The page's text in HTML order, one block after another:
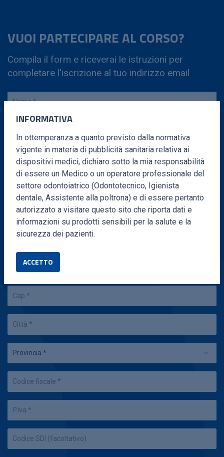
VUOI PARTECIPARE AL CORSO?
Compila il form e riceverai le istruzioni per
completare l'iscrizione al tuo indirizzo email
DATI DI FATTURAZIONE
INFORMATIVA
In ottemperanza a quanto previsto dalla normativa
vigente in materia di pubblicità sanitaria relativa ai
dispositivi medici, dichiaro sotto la mia responsabilità
di essere un Medico o un operatore professionale del
settore odontoiatrico (Odontotecnico, Igienista
dentale, Assistente alla poltrona) e di essere pertanto
autorizzato a visitare questo sito che riporta dati e
informazioni su prodotti sensibili per la salute e la
sicurezza dei pazienti.
ACCETTO